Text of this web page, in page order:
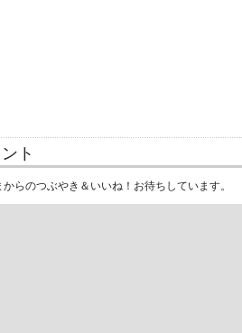
ト
からのつぶやき＆いいね！お待ちしています。